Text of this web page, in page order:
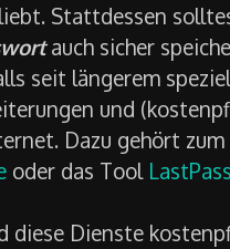
Stealer“ sind
Stattdessen
auch sicher
seit längerem
und
Dazu gehört zum